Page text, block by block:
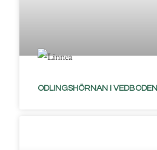
ODLINGSHÖRNAN I VEDBODEN